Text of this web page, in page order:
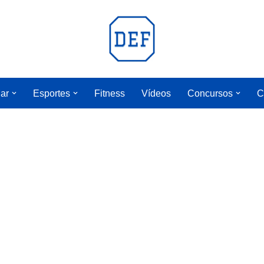
Esportes Fitness Vídeos Concursos